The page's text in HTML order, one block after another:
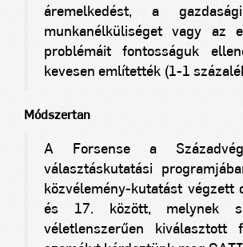
áremelkedést, a
munkanélküliséget vagy az
problémáit fontosságuk
kevesen említették (1-1
Módszertan
A Forsense a
választáskutatási
közvélemény-kutatást végzett
és 17. között, melynek
véletlenszerűen kiválasztott